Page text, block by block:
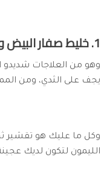
1. خليط صفار البيض والخيار:
وهو من العلاجات شديدو
يجف على الثدي، ومن
وكل ما عليك هو تقشير
الليمون لتكون لديك